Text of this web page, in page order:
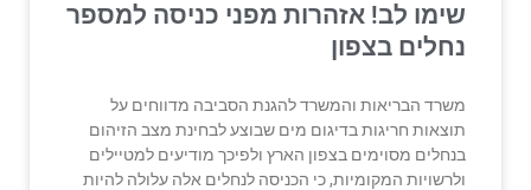
שימו לב! אזהרות מפני כניסה למספר
נחלים בצפון
משרד הבריאות והמשרד להגנת הסביבה מדווחים על
תוצאות חריגות בדיגום מים שבוצע לבחינת מצב הזיהום
בנחלים מסוימים בצפון הארץ ולפיכך מודיעים למטיילים
ולרשויות המקומיות, כי הכניסה לנחלים אלה עלולה להיות